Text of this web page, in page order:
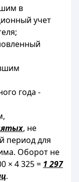
в
учет
года -
, не
период для
Оборот не
× 4 325 = 1 297
.